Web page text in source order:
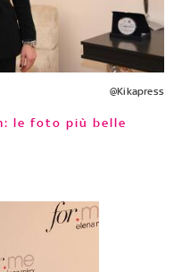
@Kikapress